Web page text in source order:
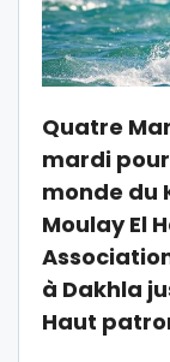
Quatre
mardi
monde du
Moulay El
à Dakhla
Haut